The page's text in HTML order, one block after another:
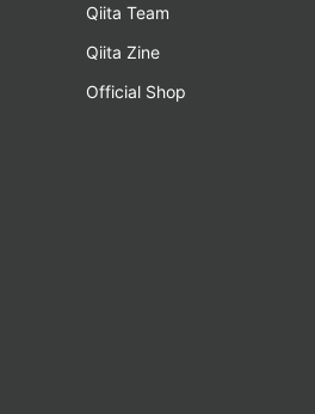
Qiita Team
Qiita Zine
Official Shop